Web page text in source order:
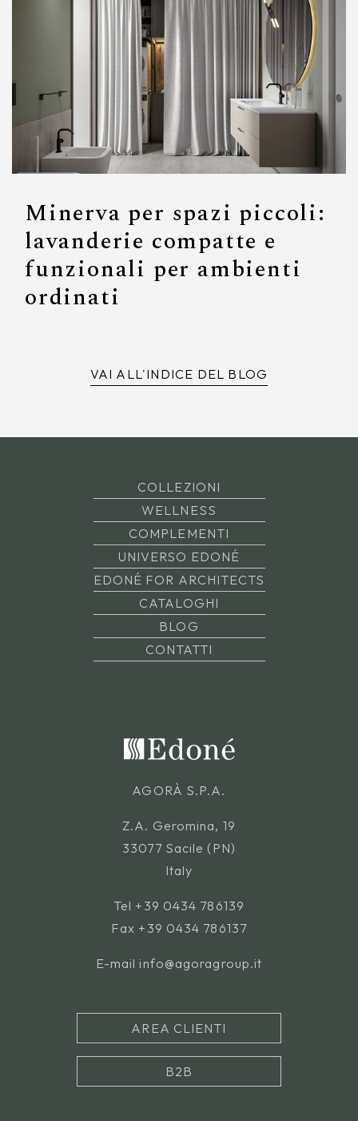
Minerva per spazi piccoli:
lavanderie compatte e
funzionali per ambienti
ordinati
VAI ALL'INDICE DEL BLOG
COLLEZIONI
WELLNESS
COMPLEMENTI
UNIVERSO EDONÉ
EDONÉ FOR ARCHITECTS
CATALOGHI
BLOG
CONTATTI
AGORÀ S.P.A.
Z.A. Geromina, 19
33077 Sacile (PN)
Italy
Tel +39 0434 786139
Fax +39 0434 786137
E-mail info@agoragroup.it
AREA CLIENTI
B2B